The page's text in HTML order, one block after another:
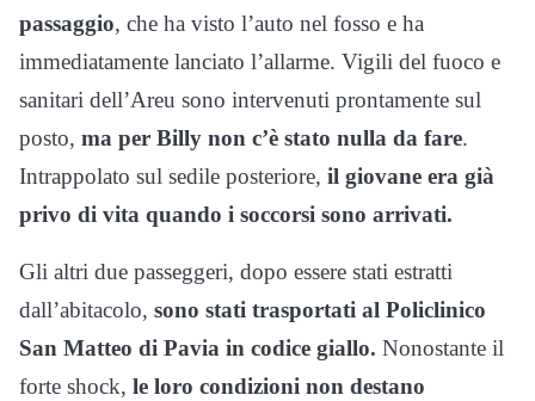
passaggio, che ha visto l’auto nel fosso e ha
immediatamente lanciato l’allarme. Vigili del fuoco e
sanitari dell’Areu sono intervenuti prontamente sul
posto, ma per Billy non c’è stato nulla da fare.
Intrappolato sul sedile posteriore, il giovane era già
privo di vita quando i soccorsi sono arrivati.
Gli altri due passeggeri, dopo essere stati estratti
dall’abitacolo, sono stati trasportati al Policlinico
San Matteo di Pavia in codice giallo. Nonostante il
forte shock, le loro condizioni non destano